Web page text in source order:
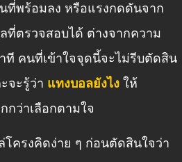
ที่พร้อมลง หรือแรงกดดันจาก
ที่ตรวจสอบได้ ต่างจากความ
ที คนที่เข้าใจจุดนี้จะไม่รีบตัดสิน
จะรู้ว่า แทงบอลยังไง ให้
กว่าเลือกตามใจ
โครงคิดง่าย ๆ ก่อนตัดสินใจว่า